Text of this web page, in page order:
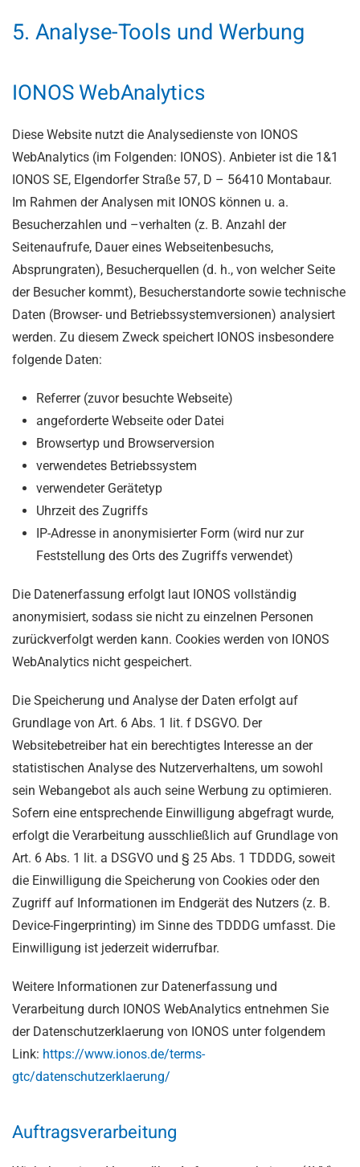
5. Analyse-Tools und Werbung
IONOS WebAnalytics
Diese Website nutzt die Analysedienste von IONOS
WebAnalytics (im Folgenden: IONOS). Anbieter ist die 1&1
IONOS SE, Elgendorfer Straße 57, D – 56410 Montabaur.
Im Rahmen der Analysen mit IONOS können u. a.
Besucherzahlen und –verhalten (z. B. Anzahl der
Seitenaufrufe, Dauer eines Webseitenbesuchs,
Absprungraten), Besucherquellen (d. h., von welcher Seite
der Besucher kommt), Besucherstandorte sowie technische
Daten (Browser- und Betriebssystemversionen) analysiert
werden. Zu diesem Zweck speichert IONOS insbesondere
folgende Daten:
Referrer (zuvor besuchte Webseite)
angeforderte Webseite oder Datei
Browsertyp und Browserversion
verwendetes Betriebssystem
verwendeter Gerätetyp
Uhrzeit des Zugriffs
IP-Adresse in anonymisierter Form (wird nur zur
Feststellung des Orts des Zugriffs verwendet)
Die Datenerfassung erfolgt laut IONOS vollständig
anonymisiert, sodass sie nicht zu einzelnen Personen
zurückverfolgt werden kann. Cookies werden von IONOS
WebAnalytics nicht gespeichert.
Die Speicherung und Analyse der Daten erfolgt auf
Grundlage von Art. 6 Abs. 1 lit. f DSGVO. Der
Websitebetreiber hat ein berechtigtes Interesse an der
statistischen Analyse des Nutzerverhaltens, um sowohl
sein Webangebot als auch seine Werbung zu optimieren.
Sofern eine entsprechende Einwilligung abgefragt wurde,
erfolgt die Verarbeitung ausschließlich auf Grundlage von
Art. 6 Abs. 1 lit. a DSGVO und § 25 Abs. 1 TDDDG, soweit
die Einwilligung die Speicherung von Cookies oder den
Zugriff auf Informationen im Endgerät des Nutzers (z. B.
Device-Fingerprinting) im Sinne des TDDDG umfasst. Die
Einwilligung ist jederzeit widerrufbar.
Weitere Informationen zur Datenerfassung und
Verarbeitung durch IONOS WebAnalytics entnehmen Sie
der Datenschutzerklaerung von IONOS unter folgendem
Link: https://www.ionos.de/terms-
gtc/datenschutzerklaerung/
Auftragsverarbeitung